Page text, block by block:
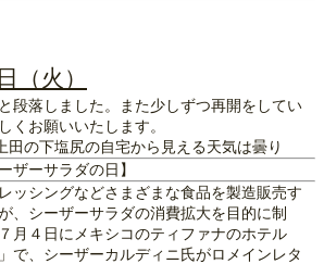
（火）
段落しました。また少しずつ再開をしてい
くお願いいたします。
田の下塩尻の自宅から見える天気は曇り
ザーサラダの日】
ッシングなどさまざまな食品を製造販売す
、シーザーサラダの消費拡大を目的に制
月４日にメキシコのティファナのホテル
で、シーザーカルディニ氏がロメインレタ